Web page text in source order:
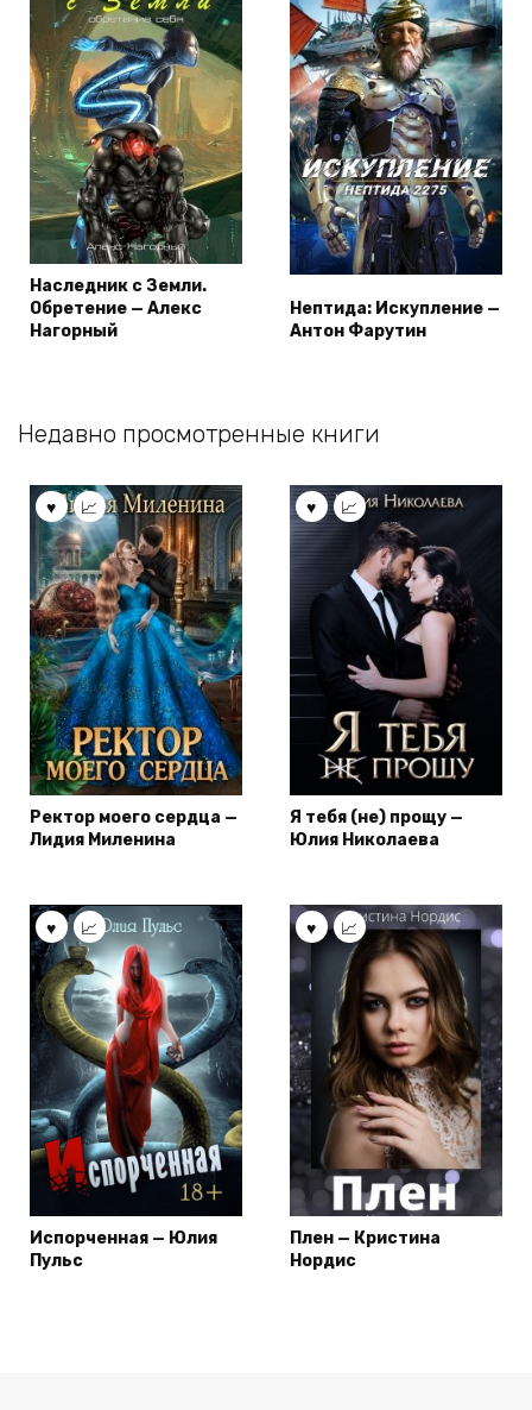
Наследник с Земли.
Обретение — Алекс
Нагорный
Нептида: Искупление —
Антон Фарутин
Недавно просмотренные книги
Ректор моего сердца —
Лидия Миленина
Я тебя (не) прощу —
Юлия Николаева
Испорченная — Юлия
Пульс
Плен — Кристина
Нордис